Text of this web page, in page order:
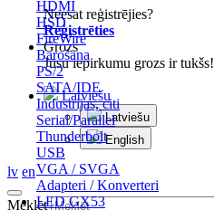
HDMI
HSD
FireWire
Barošana
PS/2
SATA/IDE
Industrijas, citi
Serial/Parallel
Thunderbolt
USB
VGA / SVGA
Adapteri / Konverteri
LED GX53
Neesat reģistrējies?
Reģistrēties
Grozs
Jūsu iepirkumu grozs ir tukšs!
Latviešu
Latviešu
English
lv en
Meklēt